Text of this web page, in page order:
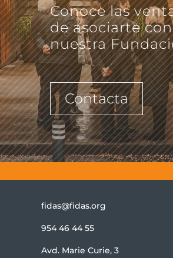
Conoce las
de asociarte con
nuestra
Contacta
fidas@fidas.org
954 46 44 55
Avd. Marie Curie, 3